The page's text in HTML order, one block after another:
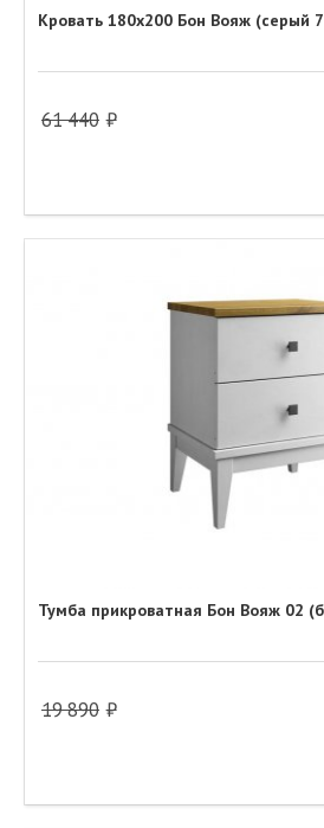
Кровать 180х200 Бон Вояж (серый
61 440
Тумба прикроватная Бон Вояж 02
19 890